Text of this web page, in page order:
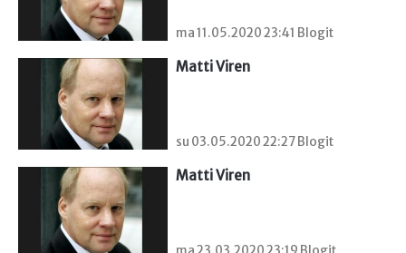
ma 11.05.2020 23:41 Blogit
Matti Viren
su 03.05.2020 22:27 Blogit
Matti Viren